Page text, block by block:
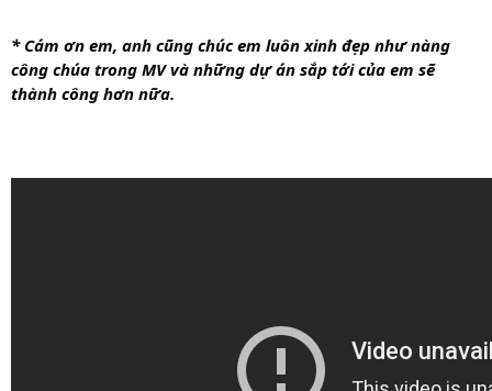
* Cám ơn em, anh cũng chúc em luôn xinh đẹp như nàng
công chúa trong MV và những dự án sắp tới của em sẽ
thành công hơn nữa.